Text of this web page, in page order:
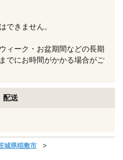
できません。
ィーク・お盆期間などの長期
でにお時間がかかる場合がご
配送
城県稲敷市